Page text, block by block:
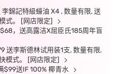
錦記特級蠔油 X4 , 数量有限, 送
式。 [网店限定]
，送高露洁X屈臣氏185周年盲
送李斯德林试用装1支, 数量有限,
模式。 [网店限定]
$99送IF 100% 椰青水